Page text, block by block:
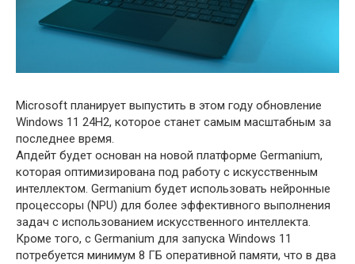
Microsoft планирует выпустить в этом году обновление
Windows 11 24H2, которое станет самым масштабным за
последнее время.
Апдейт будет основан на новой платформе Germanium,
которая оптимизирована под работу с искусственным
интеллектом. Germanium будет использовать нейронные
процессоры (NPU) для более эффективного выполнения
задач с использованием искусственного интеллекта.
Кроме того, с Germanium для запуска Windows 11
потребуется минимум 8 ГБ оперативной памяти, что в два